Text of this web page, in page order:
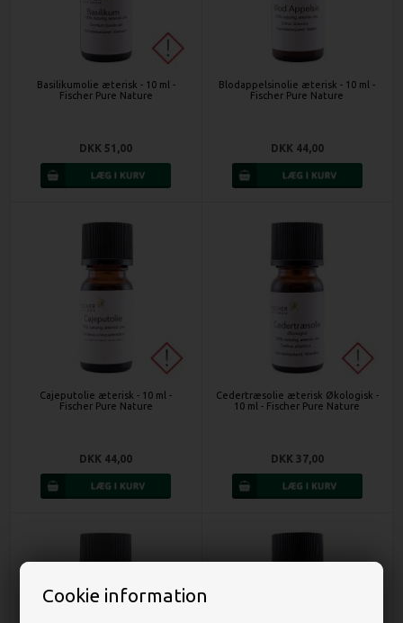
Cookie information
Basilikumolie æterisk - 10 ml -
Fischer Pure Nature
DKK 51,00
Blodappelsinolie æterisk - 10 ml -
Fischer Pure Nature
DKK 44,00
Cajeputolie æterisk - 10 ml -
Fischer Pure Nature
DKK 44,00
Cedertræsolie æterisk Økologisk -
10 ml - Fischer Pure Nature
DKK 37,00